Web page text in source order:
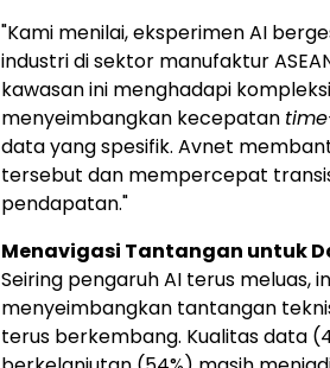
"Kami menilai, eksperimen AI
industri di sektor manufaktur
kawasan ini menghadapi
menyeimbangkan kecepatan
data yang spesifik. Avnet
tersebut dan mempercepat
pendapatan."
Menavigasi Tantangan untuk
Seiring pengaruh AI terus meluas,
menyeimbangkan tantangan
terus berkembang. Kualitas data